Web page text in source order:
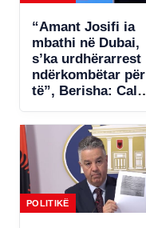
“Amant Josifi ia
mbathi në Dubai,
s’ka urdhërarrest
ndërkombëtar për
të”, Berisha: Call-
janë fenomeni më
kriminal në
Shqipëri
POLITIKË